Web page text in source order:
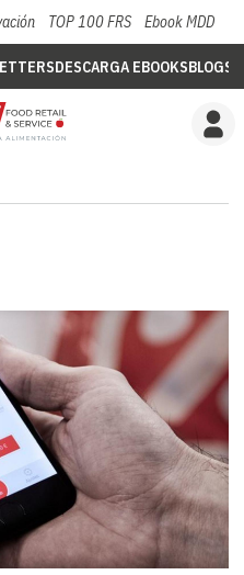
TOP 100 FRS Ebook MDD
DESCARGA EBOOKSBLOGS